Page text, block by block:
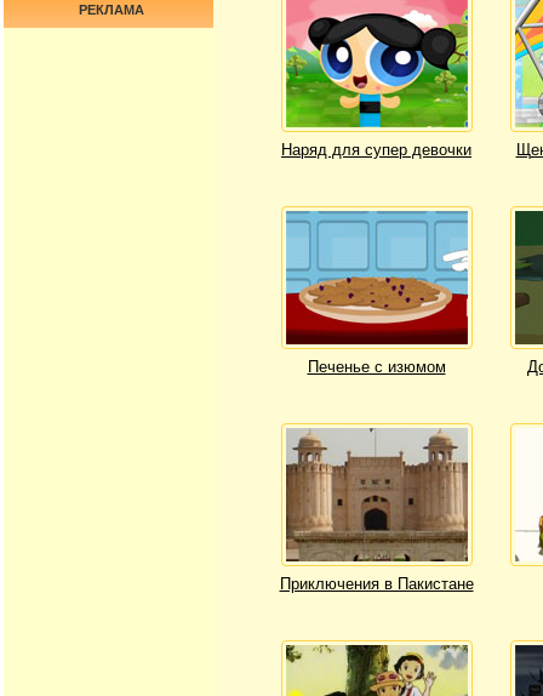
Наряд для супер девочки
Печенье с изюмом
Приключения в Пакистане
РЕКЛАМА